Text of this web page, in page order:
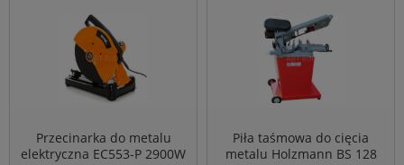
Przecinarka do metalu
elektryczna EC553-P 2900W
Piła taśmowa do cięcia
metalu Holzmann BS 128